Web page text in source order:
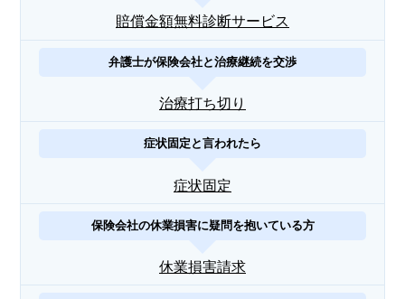
賠償金額無料診断サービス
弁護士が保険会社と治療継続を交渉
治療打ち切り
症状固定と言われたら
症状固定
保険会社の休業損害に疑問を抱いている方
休業損害請求